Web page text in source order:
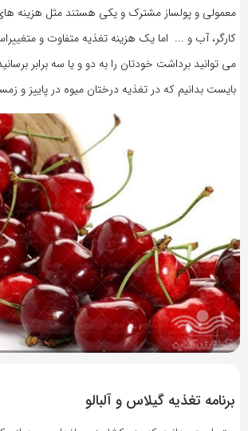
معمولی و پولساز مشترک و یکی هستند مثل هزینه های
کارگر، آب و ... اما یک هزینه تغذیه متفاوت و
می توانید برداشت خودتان را به دو و یا سه برابر
بایست بدانیم که در تغذیه درختان میوه در پاییز و
برنامه تغذیه گیلاس و آلبالو